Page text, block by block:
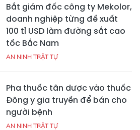
Bắt giám đốc công ty Mekolor,
doanh nghiệp từng đề xuất
100 tỉ USD làm đường sắt cao
tốc Bắc Nam
AN NINH TRẬT TỰ
Pha thuốc tân dược vào thuốc
Đông y gia truyền để bán cho
người bệnh
AN NINH TRẬT TỰ